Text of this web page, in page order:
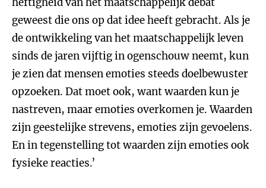
geweest die ons op dat idee heeft gebracht. Als je
de ontwikkeling van het maatschappelijk leven
sinds de jaren vijftig in ogenschouw neemt, kun
je zien dat mensen emoties steeds doelbewuster
opzoeken. Dat moet ook, want waarden kun je
nastreven, maar emoties overkomen je. Waarden
zijn geestelijke strevens, emoties zijn gevoelens.
En in tegenstelling tot waarden zijn emoties ook
fysieke reacties.’